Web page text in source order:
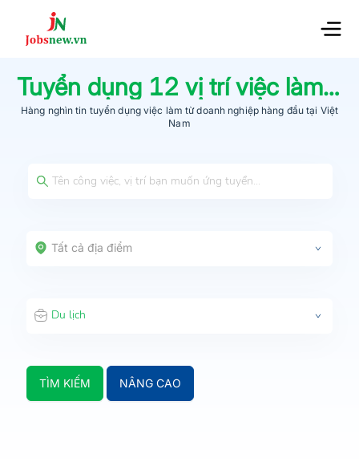
Tuyển dụng 12 vị trí việc làm
Hàng nghìn tin tuyển dụng việc làm từdoanh nghiệp hàng đầu tại Việt
Nam
Tất cả địa điểm
Du lịch
TÌM KIẾM NÂNG CAO